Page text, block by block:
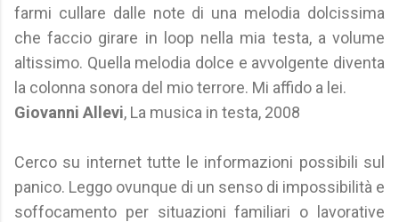
farmi cullare dalle note di una melodia dolcissima
che faccio girare in loop nella mia testa, a volume
altissimo. Quella melodia dolce e avvolgente diventa
la colonna sonora del mio terrore. Mi affido a lei.
Giovanni Allevi, La musica in testa, 2008
Cerco su internet tutte le informazioni possibili sul
panico. Leggo ovunque di un senso di impossibilità e
soffocamento per situazioni familiari o lavorative